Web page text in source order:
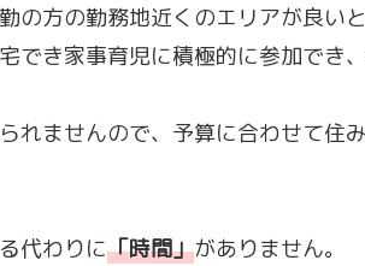
の方の勤務地近くのエリアが良いと
でき家事育児に積極的に参加でき
れませんので、予算に合わせて住
代わりに「時間」がありません。